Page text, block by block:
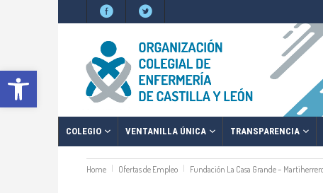
Abrir barra de herramientas
COLEGIO VENTANILLA ÚNICA TRANSPARENCIA
Home Ofertas de Empleo Fundación La Casa Grande –